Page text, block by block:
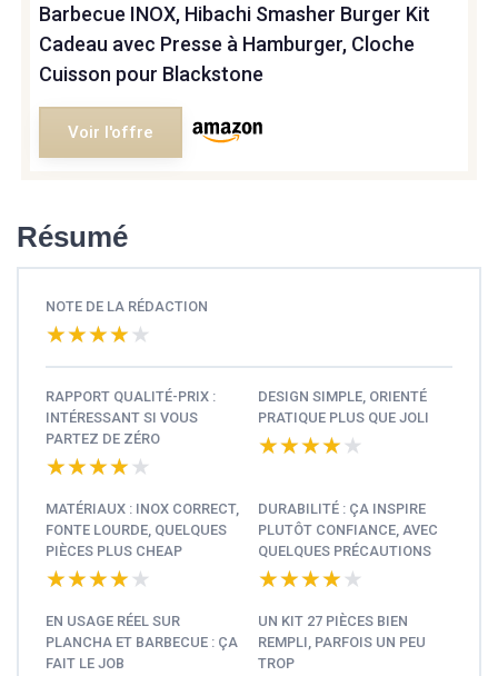
Barbecue INOX, Hibachi Smasher Burger Kit
Cadeau avec Presse à Hamburger, Cloche
Cuisson pour Blackstone
Voir l'offre
Résumé
NOTE DE LA RÉDACTION
★★★★★
★★★★★
RAPPORT QUALITÉ-PRIX :
INTÉRESSANT SI VOUS
PARTEZ DE ZÉRO
★★★★★
★★★★★
DESIGN SIMPLE, ORIENTÉ
PRATIQUE PLUS QUE JOLI
★★★★★
★★★★★
MATÉRIAUX : INOX CORRECT,
FONTE LOURDE, QUELQUES
PIÈCES PLUS CHEAP
★★★★★
★★★★★
DURABILITÉ : ÇA INSPIRE
PLUTÔT CONFIANCE, AVEC
QUELQUES PRÉCAUTIONS
★★★★★
★★★★★
EN USAGE RÉEL SUR
PLANCHA ET BARBECUE : ÇA
FAIT LE JOB
UN KIT 27 PIÈCES BIEN
REMPLI, PARFOIS UN PEU
TROP